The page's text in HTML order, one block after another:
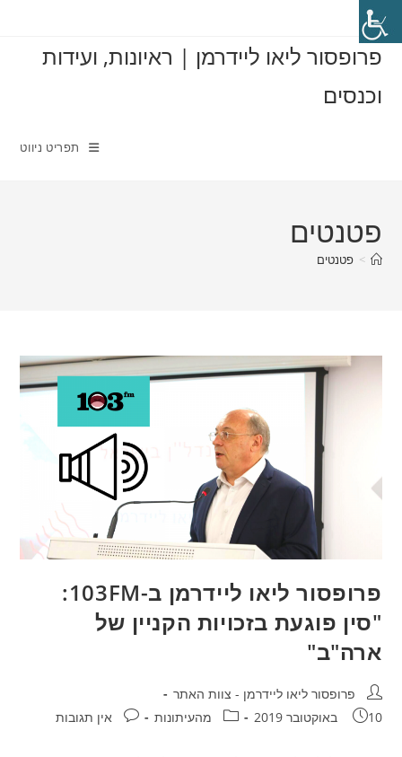
contentפרופסור ליאו ליידרמן | ראיונות, ועידות
וכנסים
תפריט ניווט
פטנטים
> פטנטים
פרופסור ליאו ליידרמן ב-103FM:
"סין פוגעת בזכויות הקניין של
ארה"ב"
מחבר:פרופסור ליאו ליידרמן - צוות האתר
פורסם:
10 באוקטובר 2019 קטגוריה:מהעיתונות תגובות:אין תגובות